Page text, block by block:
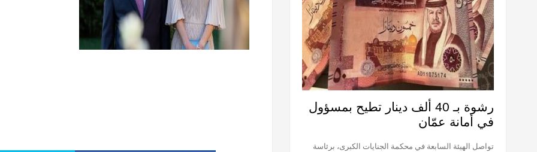
رشوة بـ 40 ألف دينار تطيح بمسؤول
في أمانة عمّان
تواصل الهيئة السابعة في محكمة الجنايات الكبرى، برئاسة